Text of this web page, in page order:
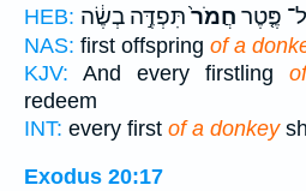
HEB:
פֶּ֤טֶר חֲמֹר֙תִּפְדֶּ֣ה בְשֶׂ֔ה
NAS: first offspring of a
KJV: And every firstling
redeem
INT: every first of a donkey
Exodus 20:17